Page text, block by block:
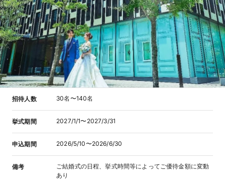
招待人数 30名〜140名
挙式期間 2027/1/1〜2027/3/31
申込期間 2026/5/10〜2026/6/30
備考
ご結婚式の日程、挙式時間等によってご優待金額に変動
あり